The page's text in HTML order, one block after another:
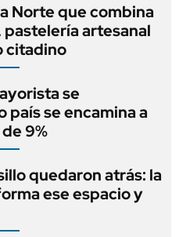
Norte que combina
artesanal
citadino
se
país se encamina a
9%
quedaron atrás: la
ese espacio y